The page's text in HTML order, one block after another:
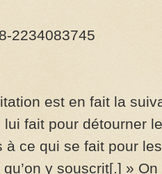
2234083745
est en fait la
lui fait pour détourner
à ce qui se fait pour
qu’on y souscrit[.] »